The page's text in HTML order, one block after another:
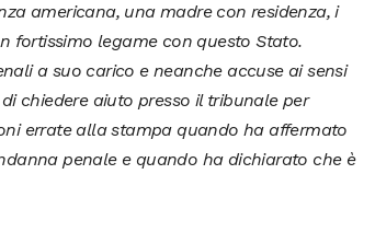
americana, una madre con residenza, i
fortissimo legame con questo Stato.
a suo carico e neanche accuse ai sensi
chiedere aiuto presso il tribunale per
errate alla stampa quando ha affermato
penale e quando ha dichiarato che è